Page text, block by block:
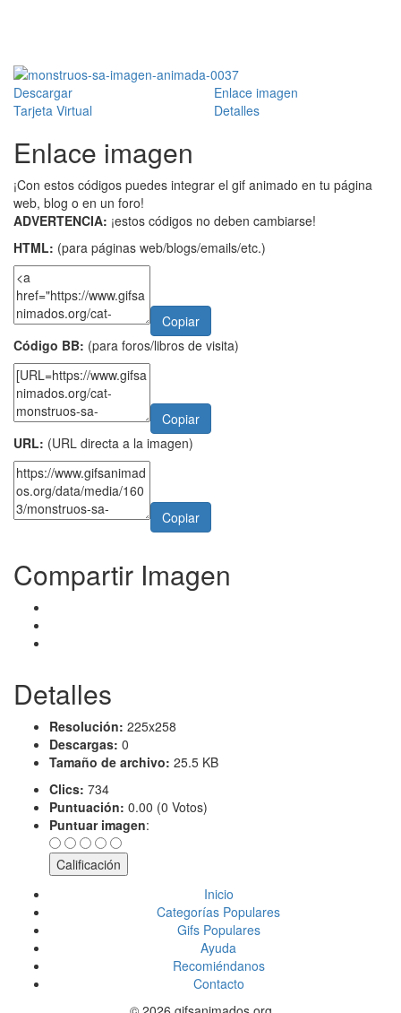
Descargar
Enlace imagen
Tarjeta Virtual
Detalles
Enlace imagen
¡Con estos códigos puedes integrar el gif animado en tu página
web, blog o en un foro!
ADVERTENCIA: ¡estos códigos no deben cambiarse!
HTML: (para páginas web/blogs/emails/etc.)
Copiar
Código BB: (para foros/libros de visita)
Copiar
URL: (URL directa a la imagen)
Copiar
Compartir Imagen
Detalles
Resolución: 225x258
Descargas: 0
Tamaño de archivo: 25.5 KB
Clics: 734
Puntuación: 0.00 (0 Votos)
Puntuar imagen:
Inicio
Categorías Populares
Gifs Populares
Ayuda
Recomiéndanos
Contacto